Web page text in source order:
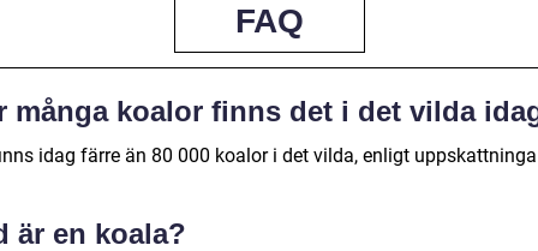
FAQ
många koalor finns det i det vilda
idag färre än 80 000 koalor i det vilda, enligt
är en koala?